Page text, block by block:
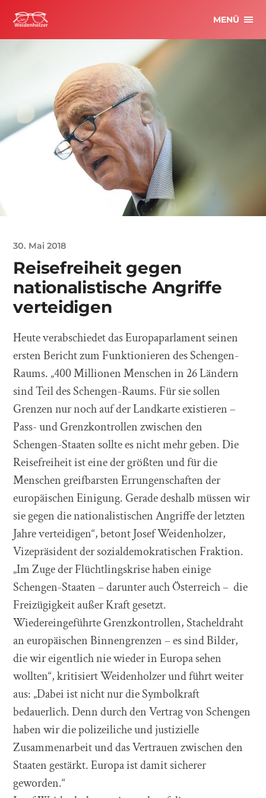
MENÜ
30. Mai 2018
Reisefreiheit gegen
nationalistische Angriffe
verteidigen
Heute verabschiedet das Europaparlament seinen
ersten Bericht zum Funktionieren des Schengen-
Raums. „400 Millionen Menschen in 26 Ländern
sind Teil des Schengen-Raums. Für sie sollen
Grenzen nur noch auf der Landkarte existieren –
Pass- und Grenzkontrollen zwischen den
Schengen-Staaten sollte es nicht mehr geben. Die
Reisefreiheit ist eine der größten und für die
Menschen greifbarsten Errungenschaften der
europäischen Einigung. Gerade deshalb müssen wir
sie gegen die nationalistischen Angriffe der letzten
Jahre verteidigen“, betont Josef Weidenholzer,
Vizepräsident der sozialdemokratischen Fraktion.
„Im Zuge der Flüchtlingskrise haben einige
Schengen-Staaten – darunter auch Österreich – die
Freizügigkeit außer Kraft gesetzt.
Wiedereingeführte Grenzkontrollen, Stacheldraht
an europäischen Binnengrenzen – es sind Bilder,
die wir eigentlich nie wieder in Europa sehen
wollten“, kritisiert Weidenholzer und führt weiter
aus: „Dabei ist nicht nur die Symbolkraft
bedauerlich. Denn durch den Vertrag von Schengen
haben wir die polizeiliche und justizielle
Zusammenarbeit und das Vertrauen zwischen den
Staaten gestärkt. Europa ist damit sicherer
geworden.“